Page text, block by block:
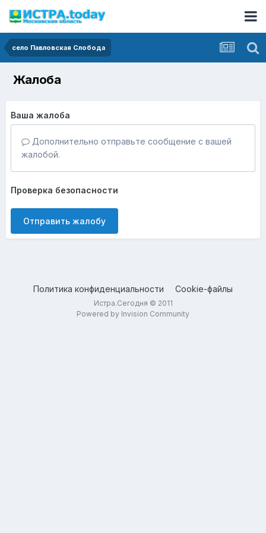
село Павловская Слобода
Жалоба
Ваша жалоба
Дополнительно отправьте сообщение с вашей
жалобой.
Проверка безопасности
Отправить жалобу
Политика конфиденциальности Cookie-файлы
Истра.Сегодня © 2011
Powered by Invision Community